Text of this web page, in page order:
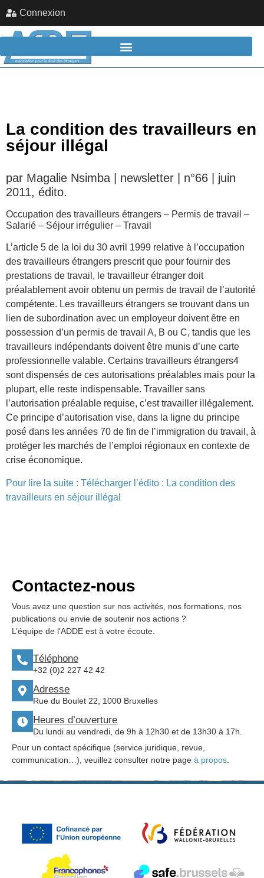
Connexion
La condition des travailleurs en
séjour illégal
par Magalie Nsimba | newsletter | n°66 | juin
2011, édito.
Occupation des travailleurs étrangers – Permis de travail –
Salarié – Séjour irrégulier – Travail
L’article 5 de la loi du 30 avril 1999 relative à l’occupation
des travailleurs étrangers prescrit que pour fournir des
prestations de travail, le travailleur étranger doit
préalablement avoir obtenu un permis de travail de l’autorité
compétente. Les travailleurs étrangers se trouvant dans un
lien de subordination avec un employeur doivent être en
possession d’un permis de travail A, B ou C, tandis que les
travailleurs indépendants doivent être munis d’une carte
professionnelle valable. Certains travailleurs étrangers4
sont dispensés de ces autorisations préalables mais pour la
plupart, elle reste indispensable. Travailler sans
l’autorisation préalable requise, c’est travailler illégalement.
Ce principe d’autorisation vise, dans la ligne du principe
posé dans les années 70 de fin de l’immigration du travail, à
protéger les marchés de l’emploi régionaux en contexte de
crise économique.
Pour lire la suite : Télécharger l’édito : La condition des
travailleurs en séjour illégal
Contactez-nous
Vous avez une question sur nos activités, nos formations, nos
publications ou envie de soutenir nos actions ?
L’équipe de l’ADDE est à votre écoute.
Téléphone
+32 (0)2 227 42 42
Adresse
Rue du Boulet 22, 1000 Bruxelles
Heures d’ouverture
Du lundi au vendredi, de 9h à 12h30 et de 13h30 à 17h.
Pour un contact spécifique (service juridique, revue,
communication…), veuillez consulter notre page à propos